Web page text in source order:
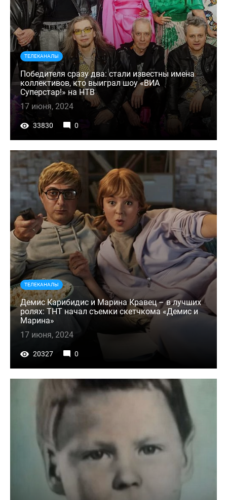
ТЕЛЕКАНАЛЫ
Победителя сразу два: стали известны имена
коллективов, кто выиграл шоу «ВИА
Суперстар!» на НТВ
17 июня, 2024
33830 0
ТЕЛЕКАНАЛЫ
Демис Карибидис и Марина Кравец – в лучших
ролях: ТНТ начал съемки скетчкома «Демис и
Марина»
17 июня, 2024
20327 0